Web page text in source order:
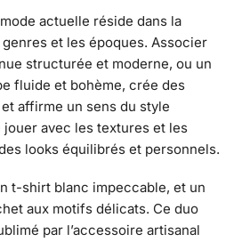
actuelle réside dans la
et les époques. Associer
structurée et moderne, ou un
fluide et bohème, crée des
affirme un sens du style
jouer avec les textures et les
looks équilibrés et personnels.
t-shirt blanc impeccable, et un
aux motifs délicats. Ce duo
par l’accessoire artisanal